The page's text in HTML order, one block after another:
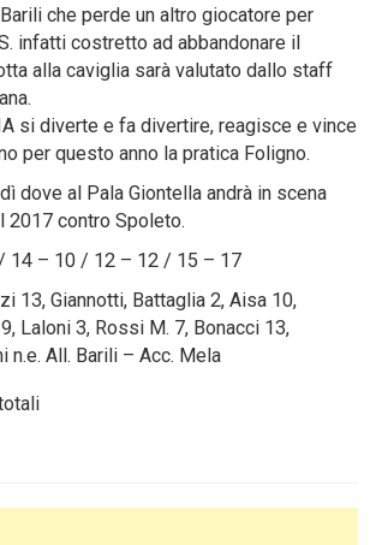
che perde un altro giocatore per
infatti costretto ad abbandonare il
alla caviglia sarà valutato dallo staff
si diverte e fa divertire, reagisce e vince
per questo anno la pratica Foligno.
dove al Pala Giontella andrà in scena
2017 contro Spoleto.
14 – 10 / 12 – 12 / 15 – 17
13, Giannotti, Battaglia 2, Aisa 10,
Laloni 3, Rossi M. 7, Bonacci 13,
n.e. All. Barili – Acc. Mela